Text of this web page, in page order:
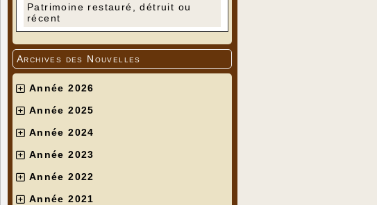
Patrimoine restauré, détruit ou
récent
Archives des Nouvelles
Année 2026
Année 2025
Année 2024
Année 2023
Année 2022
Année 2021